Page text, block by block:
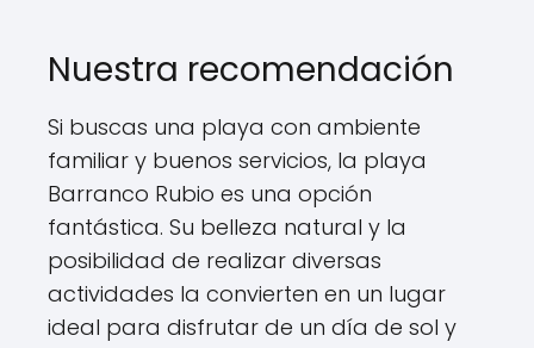
Nuestra recomendación
Si buscas una playa con ambiente
familiar y buenos servicios, la playa
Barranco Rubio es una opción
fantástica. Su belleza natural y la
posibilidad de realizar diversas
actividades la convierten en un lugar
ideal para disfrutar de un día de sol y